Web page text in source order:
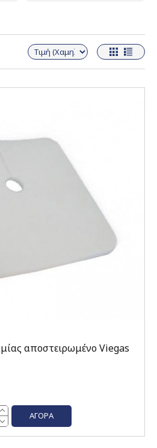
αποστειρωμένο Viegas
ΑΓΟΡΆ